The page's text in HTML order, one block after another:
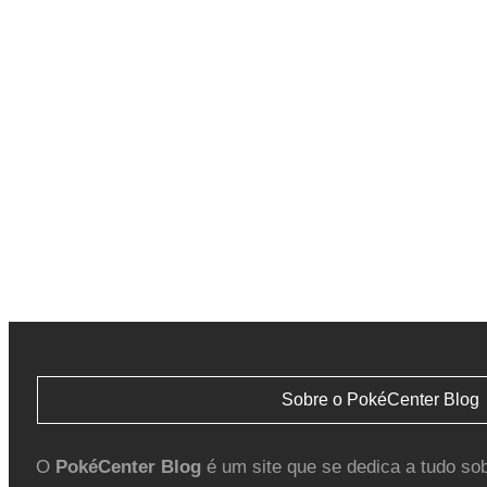
Sobre o PokéCenter Blog
O PokéCenter Blogé um site que se dedica a tudo